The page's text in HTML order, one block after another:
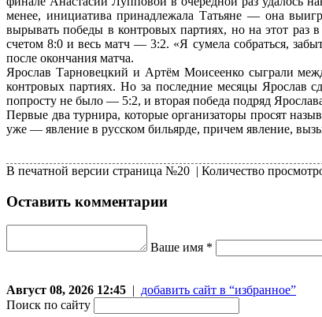
менее, инициатива принадлежала Татьяне — она
вырывать победы в контровых партиях, но на этот
счетом 8:0 и весь матч — 3:2. «Я сумела собраться,
после окончания матча.
Ярослав Тарновецкий и Артём Моисеенко сыграли
контровых партиях. Но за последние месяцы Ярослав
попросту не было — 5:2, и вторая победа подряд
Первые два турнира, которые организаторы просят
уже — явление в русском бильярде, причем явление,
В печатной версии страница №20 | Количество
Оставить комментарии
Ваше имя *
Август 08, 2026 12:45 | добавить сайт в “избранное”
Поиск по сайту